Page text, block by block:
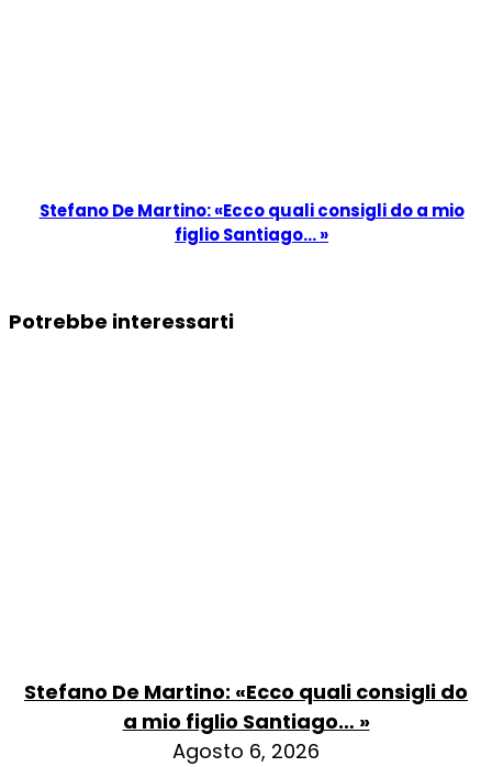
Stefano De Martino: «Ecco quali consigli do a mio
figlio Santiago… »
Potrebbe interessarti
Stefano De Martino: «Ecco quali consigli do
a mio figlio Santiago… »
Agosto 6, 2026